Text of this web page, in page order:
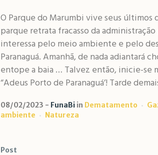
O Parque do Marumbi vive seus últimos
parque retrata fracasso da
interessa pelo meio ambiente e pelo
Paranaguá. Amanhã, de nada adiantará
entope a baia … Talvez então, inicie-se
“Adeus Porto de Paranaguá’! Tarde
08/02/2023 FunaBiin Dematamento
ambiente
Natureza
Post